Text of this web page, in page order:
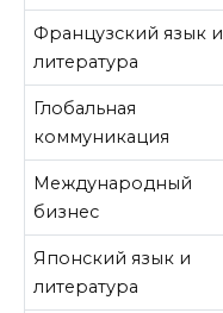
Французский язык и
литература
Глобальная
коммуникация
Международный
бизнес
Японский язык и
литература